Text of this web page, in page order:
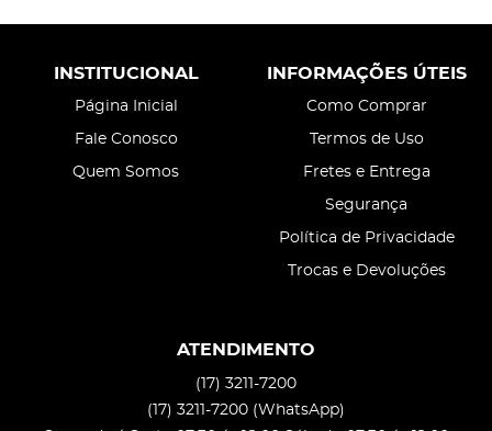
INSTITUCIONAL
Página Inicial
Fale Conosco
Quem Somos
INFORMAÇÕES ÚTEIS
Como Comprar
Termos de Uso
Fretes e Entrega
Segurança
Política de Privacidade
Trocas e Devoluções
ATENDIMENTO
(17) 3211-7200
(17) 3211-7200 (WhatsApp)